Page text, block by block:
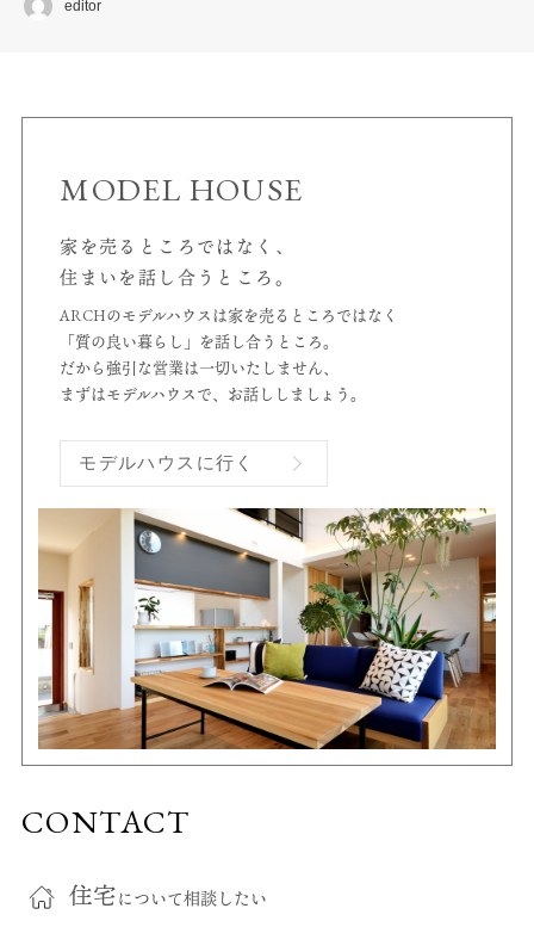
editor
MODEL HOUSE
家を売るところではなく、
住まいを話し合うところ。
ARCHのモデルハウスは家を売るところではなく
「質の良い暮らし」を話し合うところ。
だから強引な営業は一切いたしません、
まずはモデルハウスで、お話ししましょう。
モデルハウスに行く
CONTACT
住宅について相談したい